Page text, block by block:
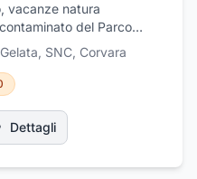
vacanze natura
del Parco
in Monti della Laga.
familiare, a 1100 metri
base di partenza
sul monte Picca e sul
saprà offrire la tranquillità
un’ottima vacanza.
della montagna, le
SNC, Corvara
Dettagli